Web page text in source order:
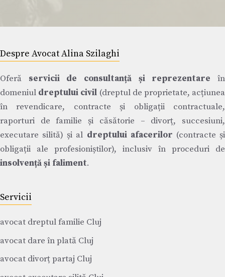
Despre Avocat Alina Szilaghi
Oferă servicii de consultanță și reprezentare în
domeniul dreptului civil (dreptul de proprietate, acțiunea
în revendicare, contracte și obligații contractuale,
raporturi de familie și căsătorie – divorț, succesiuni,
executare silită) și al dreptului afacerilor (contracte și
obligații ale profesioniștilor), inclusiv în proceduri de
insolvență și faliment.
Servicii
avocat dreptul familie Cluj
avocat dare în plată Cluj
avocat divorț partaj Cluj